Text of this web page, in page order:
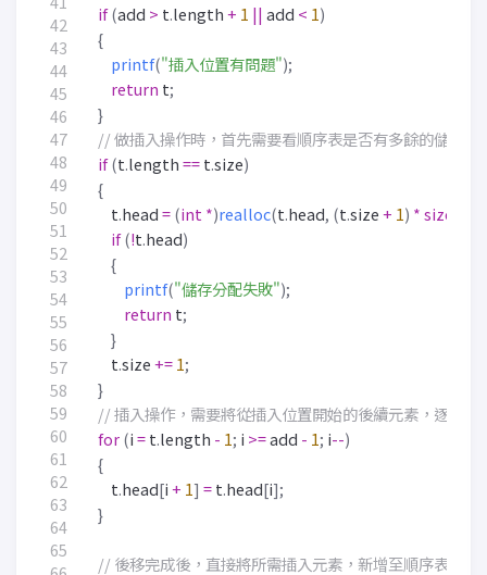
44
47
54
57
64
if(add > t.length + 1 || add < 1)
{
printf("插入位置有問題");
return t;
}
if(t.length ==t.size)
{
t.head =(int *)realloc(t.head, (t.size + 1) * sizeof
if(!t.head)
{
printf("儲存分配失敗");
return t;
}
t.size +=1;
}
for(i =t.length - 1; i >=add - 1; i--)
{
t.head[i + 1] =t.head[i];
}